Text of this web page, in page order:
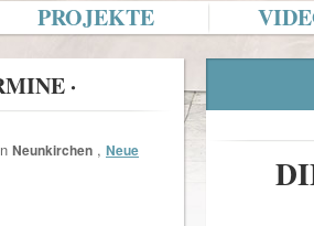
PROJEKTE
·
Neunkirchen , Neue